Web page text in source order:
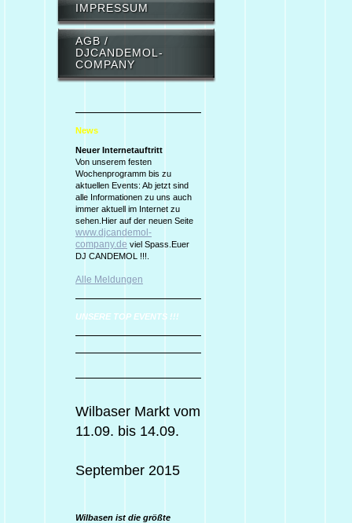
IMPRESSUM
AGB /
DJCANDEMOL-
COMPANY
News
Neuer Internetauftritt
Von unserem festen
Wochenprogramm bis zu
aktuellen Events: Ab jetzt sind
alle Informationen zu uns auch
immer aktuell im Internet zu
sehen.Hier auf der neuen Seite
www.djcandemol-
company.de viel Spass.Euer
DJ CANDEMOL !!!.
Alle Meldungen
UNSERE TOP EVENTS !!!
Wilbaser Markt vom
11.09. bis 14.09.
September 2015
Wilbasen ist die größte